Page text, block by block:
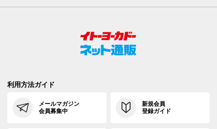
利用方法ガイド
メールマガジン
会員募集中
新規会員
登録ガイド